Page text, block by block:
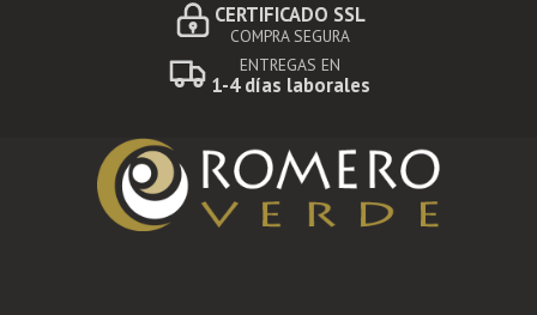
CERTIFICADO SSL
COMPRA SEGURA
ENTREGAS EN
1-4 días laborales